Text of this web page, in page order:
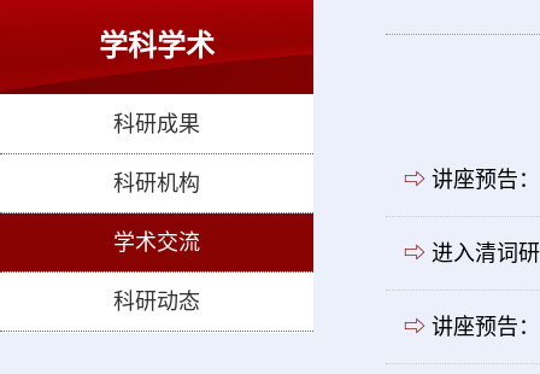
学科学术
科研成果
科研机构
学术交流
科研动态
⇨ 讲座预告
⇨ 进入清词
⇨ 讲座预告